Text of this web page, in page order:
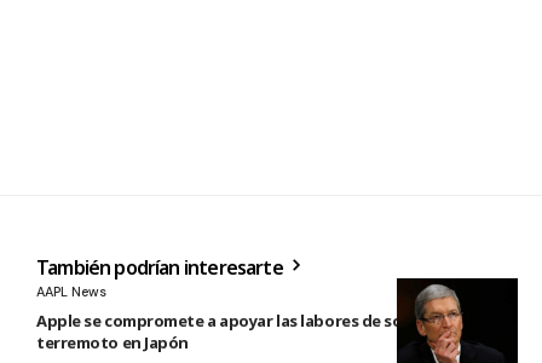
También podrían interesarte
AAPL News
Apple se compromete a apoyar las labores de socorro tras el
terremoto en Japón